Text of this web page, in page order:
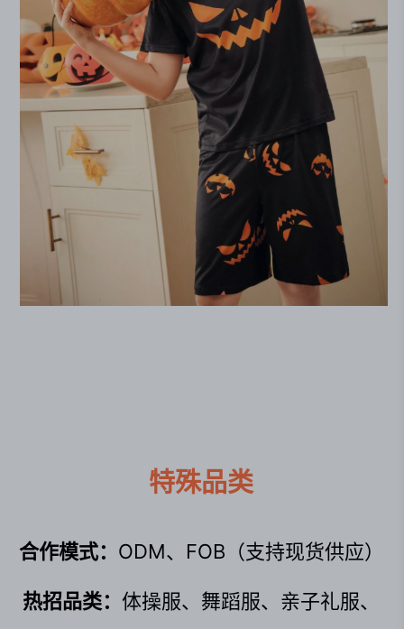
特殊品类
合作模式： ODM、FOB（支持现货供应）
热招品类： 体操服、舞蹈服、亲子礼服、